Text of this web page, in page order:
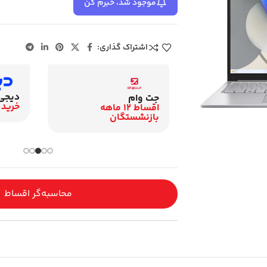
موجود شد، خبرم کن
اشتراک گذاری:
اقساط 12 ماهه
جت وام
اقساط 12 ماهه
بازنشستگان
محاسبه‌گر اقساط